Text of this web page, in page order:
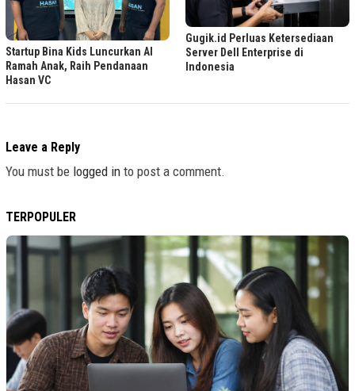
Startup Bina Kids Luncurkan AI
Ramah Anak, Raih Pendanaan
Hasan VC
Gugik.id Perluas Ketersediaan
Server Dell Enterprise di
Indonesia
Leave a Reply
You must be logged in to post a comment.
TERPOPULER